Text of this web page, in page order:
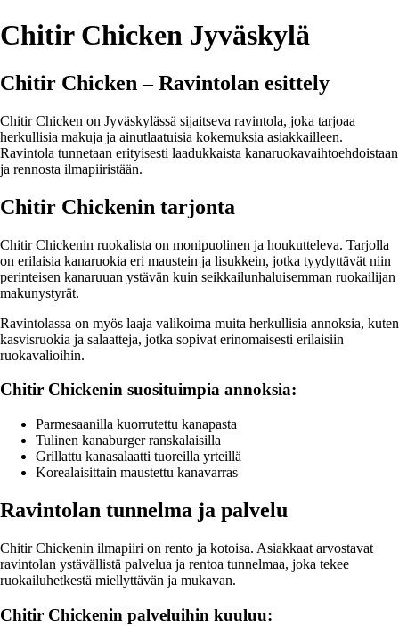
Chitir Chicken Jyväskylä
Chitir Chicken – Ravintolan esittely
Chitir Chicken on Jyväskylässä sijaitseva ravintola, joka tarjoaa
herkullisia makuja ja ainutlaatuisia kokemuksia asiakkailleen.
Ravintola tunnetaan erityisesti laadukkaista kanaruokavaihtoehdoistaan
ja rennosta ilmapiiristään.
Chitir Chickenin tarjonta
Chitir Chickenin ruokalista on monipuolinen ja houkutteleva. Tarjolla
on erilaisia kanaruokia eri maustein ja lisukkein, jotka tyydyttävät niin
perinteisen kanaruuan ystävän kuin seikkailunhaluisemman ruokailijan
makunystyrät.
Ravintolassa on myös laaja valikoima muita herkullisia annoksia, kuten
kasvisruokia ja salaatteja, jotka sopivat erinomaisesti erilaisiin
ruokavalioihin.
Chitir Chickenin suosituimpia annoksia:
Parmesaanilla kuorrutettu kanapasta
Tulinen kanaburger ranskalaisilla
Grillattu kanasalaatti tuoreilla yrteillä
Korealaisittain maustettu kanavarras
Ravintolan tunnelma ja palvelu
Chitir Chickenin ilmapiiri on rento ja kotoisa. Asiakkaat arvostavat
ravintolan ystävällistä palvelua ja rentoa tunnelmaa, joka tekee
ruokailuhetkestä miellyttävän ja mukavan.
Chitir Chickenin palveluihin kuuluu: